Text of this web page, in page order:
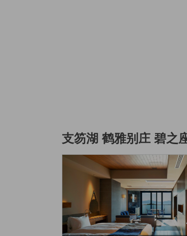
支笏湖 鹤雅别庄 碧之